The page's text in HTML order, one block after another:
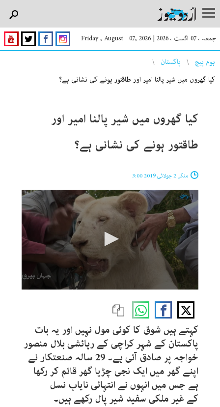
جمعہ ، 07 اگست ، 2026 |
Friday , August 07, 2026
You are here
ہوم پیچ
پاکستان
کیا گھروں میں شیر پالنا امیر اور طاقتور ہونے کی نشانی ہے؟
کیا گھروں میں شیر پالنا امیر اور
طاقتور ہونے کی نشانی ہے؟
منگل 2 جولائی 2019 3:00
minute,
seconds
کہتے ہیں شوق کا کوئی مول نہیں اور یہ بات
پاکستان کے شہر کراچی کے رہائشی بلال منصور
خواجہ پر صادق آتی ہے۔ 29 سالہ صنعتکار نے
اپنے گھر میں ایک نجی چڑیا گھر قائم کر رکھا
ہے جس میں انہوں نے انتہائی نایاب نسل
کے غیر ملکی سفید شیر پال رکھے ہیں۔